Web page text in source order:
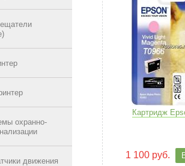
охранно-
движения
Картридж
1 100 руб.